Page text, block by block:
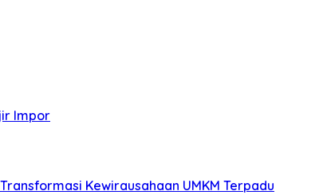
Impor
Kewirausahaan UMKM Terpadu